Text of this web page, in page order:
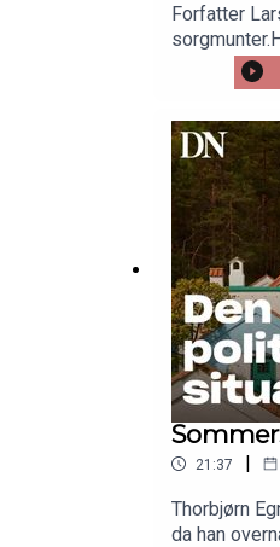
Forfatter
21:37 |
Thorbjørn
da han